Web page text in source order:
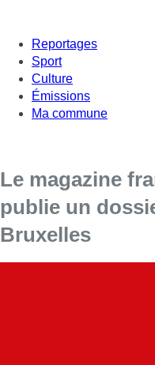
Reportages
Sport
Culture
Émissions
Ma commune
Le magazine
publie un
Bruxelles